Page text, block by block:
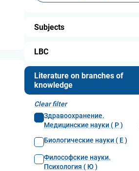
Subjects
LBC
...
Literature on branches of
knowledge
Clear filter
Здравоохранение.
Медицинские науки ( Р )
Биологические науки ( Е )
Философские науки.
Психология ( Ю )